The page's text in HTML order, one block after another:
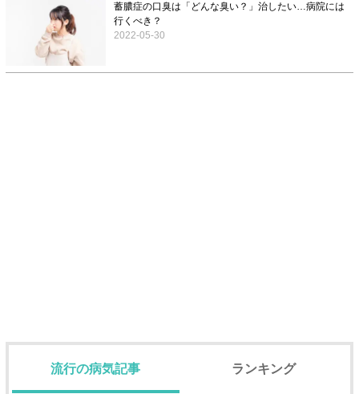
蓄膿症の口臭は「どんな臭い？」治したい…病院には
行くべき？
2022-05-30
流行の病気記事 ランキング